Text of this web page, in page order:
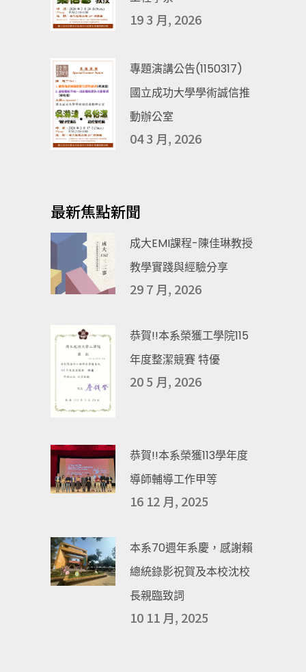
19 3 月, 2026
專題演講公告(1150317)
國立成功大學學術誠信推
動辦公室
04 3 月, 2026
最新焦點新聞
成大EMI課程-陳佳琳教授
教學實踐與經驗分享
29 7 月, 2026
恭賀!!本系榮獲工學院115
年度整潔競賽 特優
20 5 月, 2026
恭賀!!本系榮獲113學年度
導師輔導工作甲等
16 12 月, 2025
本系70週年系慶，感謝賴
總統錄影祝賀及本校沈校
長親臨致詞
10 11 月, 2025